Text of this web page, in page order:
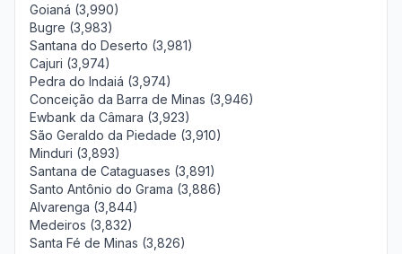
Goianá (3,990)
Bugre (3,983)
Santana do Deserto (3,981)
Cajuri (3,974)
Pedra do Indaiá (3,974)
Conceição da Barra de Minas (3,946)
Ewbank da Câmara (3,923)
São Geraldo da Piedade (3,910)
Minduri (3,893)
Santana de Cataguases (3,891)
Santo Antônio do Grama (3,886)
Alvarenga (3,844)
Medeiros (3,832)
Santa Fé de Minas (3,826)